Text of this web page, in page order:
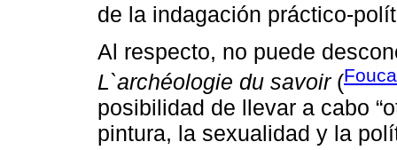
de la indagación práctico-
Al respecto, no puede
L`archéologie du savoir(
posibilidad de llevar a cabo
pintura, la sexualidad y la